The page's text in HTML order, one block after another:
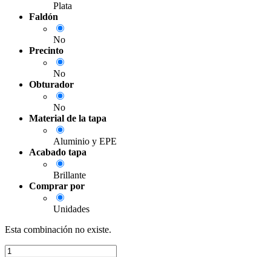
Plata
Faldón
No
Precinto
No
Obturador
No
Material de la tapa
Aluminio y EPE
Acabado tapa
Brillante
Comprar por
Unidades
Esta combinación no existe.